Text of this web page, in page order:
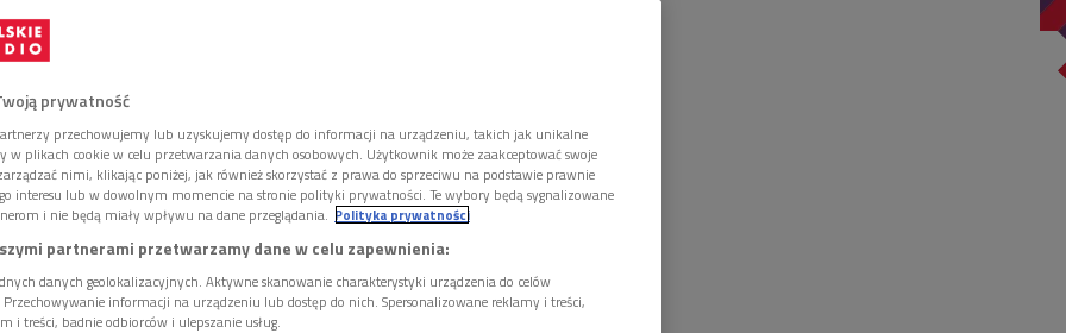
Wilmesauer, wil. Wymysiöejyn) to dzisiaj
etnograficzna, której pochodzenie
jest ze średniowiecznym
Stworzyli w Polsce wyizolowaną
odrębną również językowo.
prywatność
przechowujemy lub uzyskujemy dostęp do informacji na urządzeniu, takich jak unikalne
w plikach cookie w celu przetwarzania danych osobowych. Użytkownik może zaakceptować swoje
nimi, klikając poniżej, jak również skorzystać z prawa do sprzeciwu na podstawie prawnie
interesu lub w dowolnym momencie na stronie polityki prywatności. Te wybory będą sygnalizowane
i nie będą miały wpływu na dane przeglądania. Polityka prywatności
partnerami przetwarzamy dane w celu zapewnienia:
danych geolokalizacyjnych. Aktywne skanowanie charakterystyki urządzenia do celów
informacji na urządzeniu lub dostęp do nich. Spersonalizowane reklamy i treści,
i treści, badnie odbiorców i ulepszanie usług.